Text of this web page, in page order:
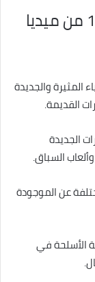
ما الجديد في تحميل لعبة جاتا 10 من ميديا
الأشياء المثيرة والجديدة
القديمة.
الجديدة
السباق.
عن الموجودة
الأسلحة في